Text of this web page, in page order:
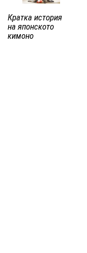
Кратка история
на японското
кимоно